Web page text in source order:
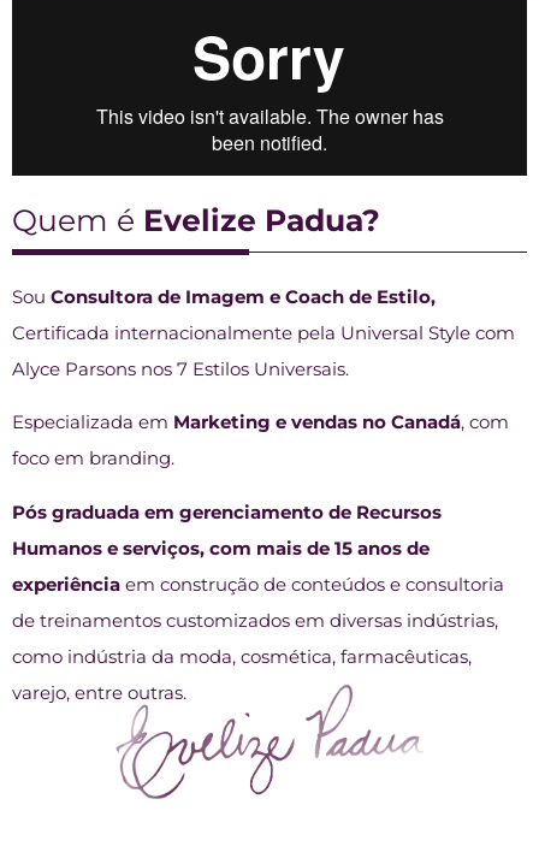
Quem é Evelize Padua?
Sou Consultora de Imagem e Coach de Estilo,
Certificada internacionalmente pela Universal Style com
Alyce Parsons nos 7 Estilos Universais.
Especializada em Marketing e vendas no Canadá, com
foco em branding.
Pós graduada em gerenciamento de Recursos
Humanos e serviços, com mais de 15 anos de
experiência em construção de conteúdos e consultoria
de treinamentos customizados em diversas indústrias,
como indústria da moda, cosmética, farmacêuticas,
varejo, entre outras.